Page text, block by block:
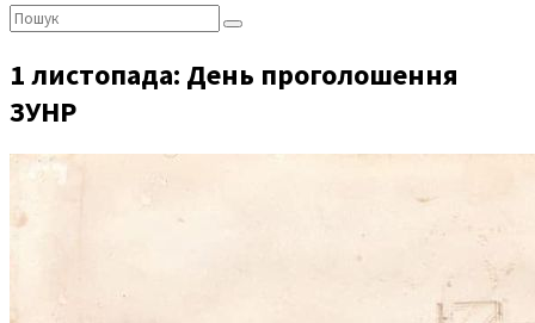
Пошук:
1 листопада: День проголошення
ЗУНР